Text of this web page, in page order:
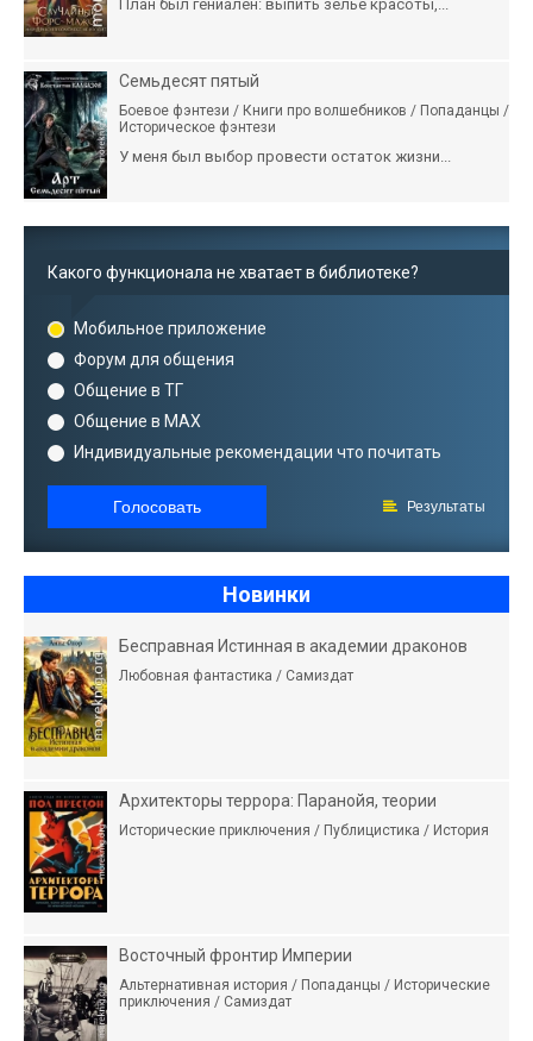
План был гениален: выпить зелье красоты,...
Семьдесят пятый
Боевое фэнтези / Книги про волшебников / Попаданцы /
Историческое фэнтези
У меня был выбор провести остаток жизни...
Какого функционала не хватает в библиотеке?
Мобильное приложение
Форум для общения
Общение в ТГ
Общение в MAX
Индивидуальные рекомендации что почитать
Голосовать Результаты
Новинки
Бесправная Истинная в академии драконов
Любовная фантастика / Самиздат
Архитекторы террора: Паранойя, теории
Исторические приключения / Публицистика / История
Восточный фронтир Империи
Альтернативная история / Попаданцы / Исторические
приключения / Самиздат